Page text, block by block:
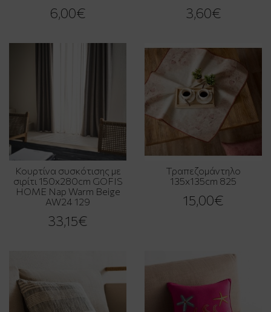
6,00€ 3,60€
Κουρτίνα συσκότισης με
σιρίτι 150x280cm GOFIS
HOME Nap Warm Beige
AW24 129
33,15€
Τραπεζομάντηλο
135x135cm 825
15,00€